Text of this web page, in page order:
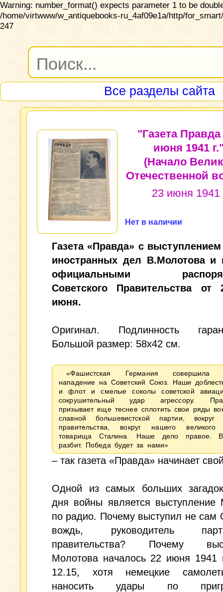
Warning: number_format() expects parameter 1 to be
/home/virtwww/w_antiquebooks-ru_4af09e1a/http/
247
Все разделы сайта
"Газета Правда
июня 1941
(Начало
Отечественной
23 июня 1941
Нет в наличии
Газета «Правда» с
иностранных дел В.Молотова и
официальными
Советского Правительства
июня.
Оригинал. Подлинность
Большой размер: 58x42 см.
«Фашистская Германия совершила
нападение на Советский Союз. Наши
и флот и смелые соколы советской
сокрушительный удар агрессору.
призывает еще теснее сплотить свои ряды
славной большевистской партии, вокруг
правительства, вокруг нашего
товарища Сталина. Наше дело правое.
разбит. Победа будет за нами»
– так газета «Правда» начинает
Одной из самых больших
дня войны является выступление
по радио. Почему выступил не
вождь, руководитель
правительства? Почему
Молотова началось 22 июня 1941
12.15, хотя немецкие
наносить удары по